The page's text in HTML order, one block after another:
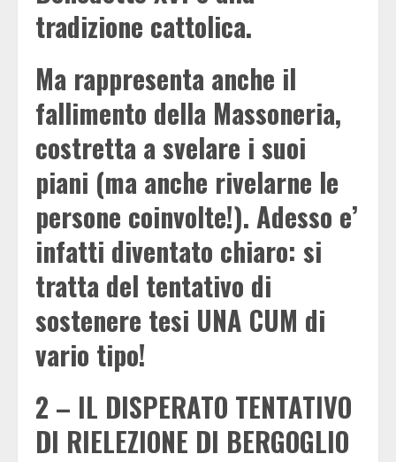
tradizione cattolica.
Ma rappresenta anche il
fallimento della Massoneria,
costretta a svelare i suoi
piani (ma anche rivelarne le
persone coinvolte!). Adesso e’
infatti diventato chiaro: si
tratta del tentativo di
sostenere tesi UNA CUM di
vario tipo!
2 – IL DISPERATO TENTATIVO
DI RIELEZIONE DI BERGOGLIO